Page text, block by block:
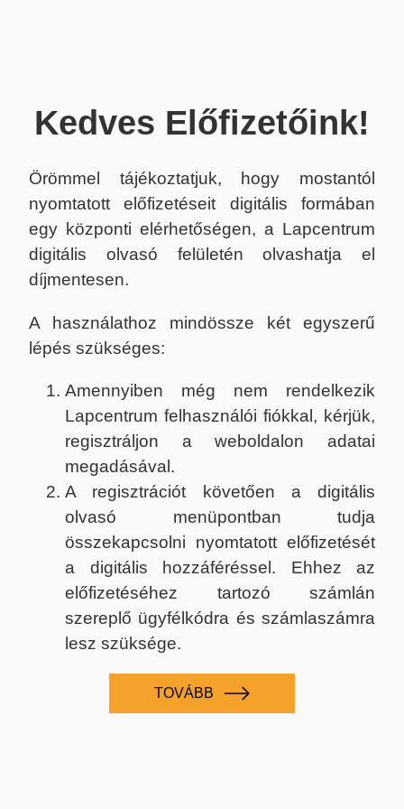
Kedves Előfizetőink!
Örömmel tájékoztatjuk, hogy mostantól
nyomtatott előfizetéseit digitális formában
egy központi elérhetőségen, a Lapcentrum
digitális olvasó felületén olvashatja el
díjmentesen.
A használathoz mindössze két egyszerű
lépés szükséges:
Amennyiben még nem rendelkezik
Lapcentrum felhasználói fiókkal, kérjük,
regisztráljon a weboldalon adatai
megadásával.
A regisztrációt követően a digitális
olvasó menüpontban tudja
összekapcsolni nyomtatott előfizetését
a digitális hozzáféréssel. Ehhez az
előfizetéséhez tartozó számlán
szereplő ügyfélkódra és számlaszámra
lesz szüksége.
TOVÁBB